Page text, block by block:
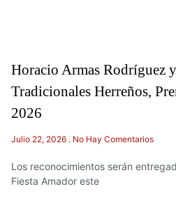
Horacio Armas Rodríguez
Tradicionales Herreños,
2026
Julio 22, 2026 No Hay Comentarios
Los reconocimientos serán
Fiesta Amador este